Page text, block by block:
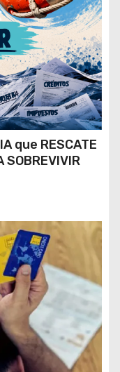
que RESCATE
SOBREVIVIR